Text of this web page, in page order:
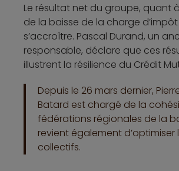
Le résultat net du groupe, quant
de la baisse de la charge
s’accroître. Pascal Durand, un
responsable, déclare que ces
illustrent la résilience du Crédit
Depuis le 26 mars dernier,
Batard est chargé de la
fédérations régionales de la
revient également d’optimiser
collectifs.